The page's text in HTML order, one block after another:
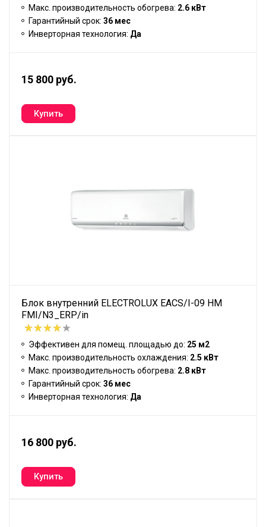
Макс. производительность обогрева: 2.6 кВт
Гарантийный срок: 36 мес
Инверторная технология: Да
15 800 руб.
Блок внутренний ELECTROLUX EACS/I-09 HM
FMI/N3_ERP/in
Эффективен для помещ. площадью до: 25 м2
Макс. производительность охлаждения: 2.5 кВт
Макс. производительность обогрева: 2.8 кВт
Гарантийный срок: 36 мес
Инверторная технология: Да
16 800 руб.